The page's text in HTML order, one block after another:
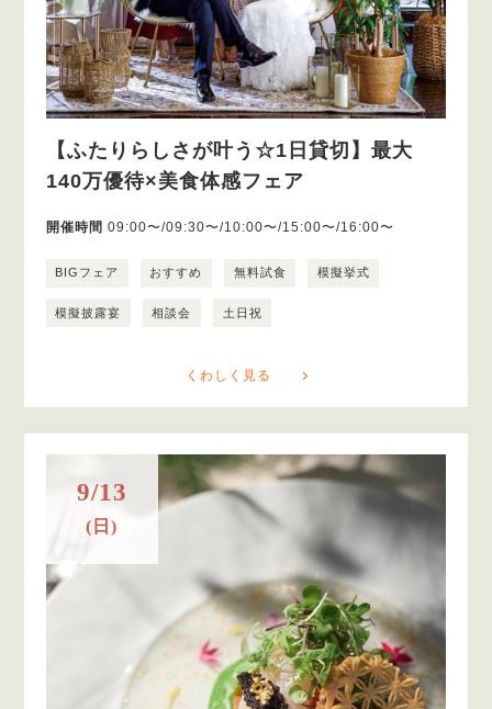
【ふたりらしさが叶う☆1日貸切】最大
140万優待×美食体感フェア
開催時間 09:00〜/09:30〜/10:00〜/15:00〜/16:00〜
BIGフェア おすすめ 無料試食 模擬挙式
模擬披露宴 相談会 土日祝
くわしく見る
9/13
(日)